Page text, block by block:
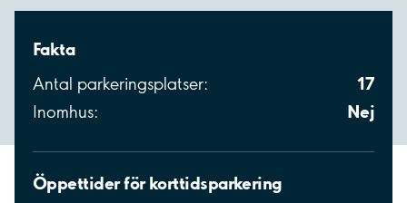
Fakta
Antal parkeringsplatser: 17
Inomhus: Nej
Öppettider för korttidsparkering